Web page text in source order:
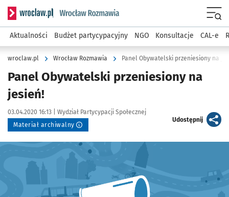
Serwis informacyjny wroclaw.pl podserwis: Rozmawia
Aktualności Budżet partycypacyjny NGO Konsultacje CAL-e
wroclaw.pl Wrocław Rozmawia Panel Obywatelski przeniesiony na
Panel Obywatelski przeniesiony na
jesień!
Data publikacji:
03.04.2020 16:13 | Autor:
Wydział Partycypacji Społecznej
Materiał archiwalny
Udostępnijartykuł
Kliknij, aby powiększyć